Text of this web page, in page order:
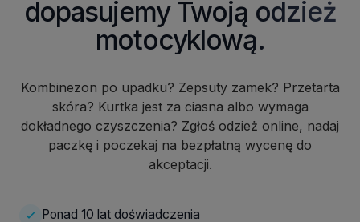
dopasujemy Twoją odzież
motocyklową.
Kombinezon po upadku? Zepsuty zamek? Przetarta
skóra? Kurtka jest za ciasna albo wymaga
dokładnego czyszczenia? Zgłoś odzież online, nadaj
paczkę i poczekaj na bezpłatną wycenę do
akceptacji.
Ponad 10 lat doświadczenia